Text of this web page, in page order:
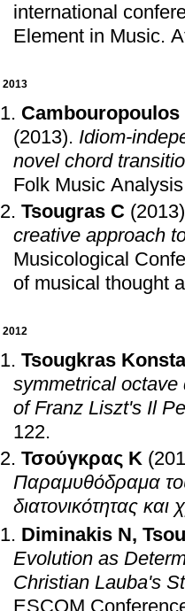
international
Element in Music.
2013
(2013). Idiom-
novel chord
Folk Music
Tsougras C (2013)
creative approach
Musicological
of musical thought
2012
Tsougkras
symmetrical
of Franz Liszt's Il
122.
Τσούγκρας K
Παραμυθόδραμα
διατονικότητας και
Diminakis N,
Evolution as
Christian Lauba's
ESCOM